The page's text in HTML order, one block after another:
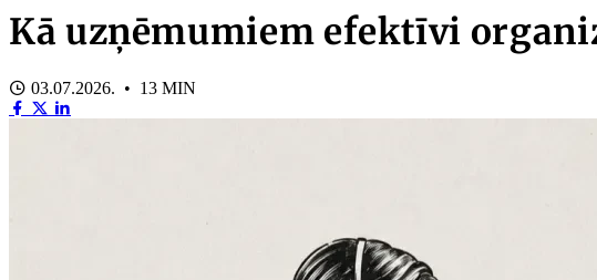
Kā uzņēmumiem efektīvi
03.07.2026. • 13 MIN